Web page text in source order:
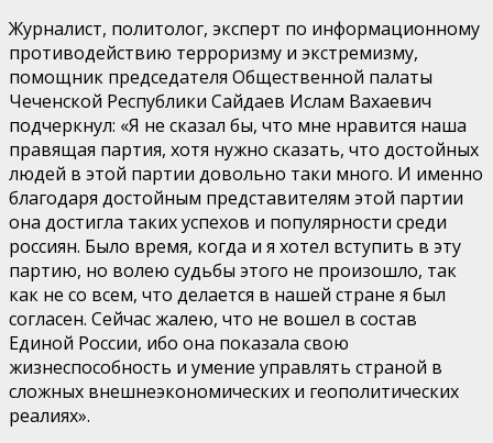
Журналист, политолог, эксперт по информационному
противодействию терроризму и экстремизму,
помощник председателя Общественной палаты
Чеченской Республики Сайдаев Ислам Вахаевич
подчеркнул: «Я не сказал бы, что мне нравится наша
правящая партия, хотя нужно сказать, что достойных
людей в этой партии довольно таки много. И именно
благодаря достойным представителям этой партии
она достигла таких успехов и популярности среди
россиян. Было время, когда и я хотел вступить в эту
партию, но волею судьбы этого не произошло, так
как не со всем, что делается в нашей стране я был
согласен. Сейчас жалею, что не вошел в состав
Единой России, ибо она показала свою
жизнеспособность и умение управлять страной в
сложных внешнеэкономических и геополитических
реалиях».